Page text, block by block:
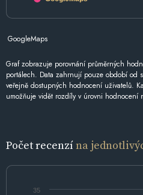
GoogleMaps
Graf zobrazuje porovnání průměrných
portálech. Data zahrnují pouze období od
veřejně dostupných hodnocení uživatelů.
umožňuje vidět rozdíly v úrovni hodnocení
Počet recenzína
35